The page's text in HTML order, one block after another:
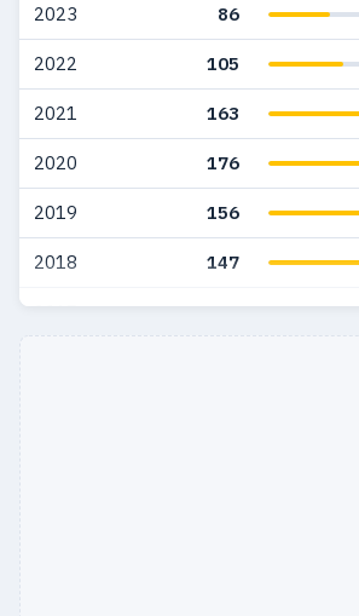
2023 86
2022 105
2021 163
2020 176
2019 156
2018 147
2017 123